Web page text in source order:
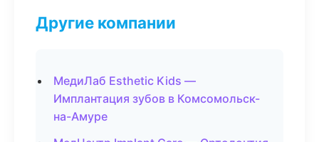
Другие компании
МедиЛаб Esthetic Kids —
Имплантация зубов в Комсомольск-
на-Амуре